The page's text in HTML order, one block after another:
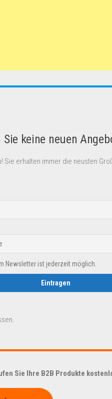
keine neuen
erhalten immer die neusten
Newsletter ist jederzeit möglich.
Sie Ihre B2B Produkte